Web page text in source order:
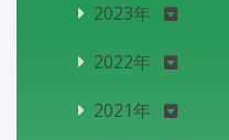
2023年
2022年
2021年